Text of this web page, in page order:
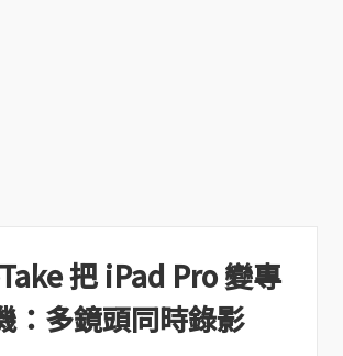
把 iPad Pro 變專
：多鏡頭同時錄影